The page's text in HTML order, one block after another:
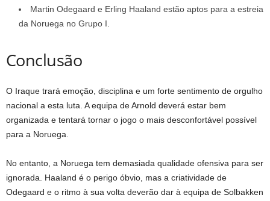
Martin Odegaard e Erling Haaland estão aptos para a estreia
da Noruega no Grupo I.
Conclusão
O Iraque trará emoção, disciplina e um forte sentimento de orgulho
nacional a esta luta. A equipa de Arnold deverá estar bem
organizada e tentará tornar o jogo o mais desconfortável possível
para a Noruega.
No entanto, a Noruega tem demasiada qualidade ofensiva para ser
ignorada. Haaland é o perigo óbvio, mas a criatividade de
Odegaard e o ritmo à sua volta deverão dar à equipa de Solbakken